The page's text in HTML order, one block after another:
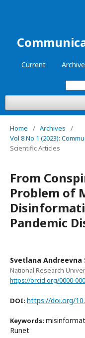
Current
Home / Archives
/
Vol 8 No 1 (2023):
Scientific Articles
From
Problem of
Pandemic
Svetlana Andreevna
National Research
https://orcid.org/0000-
DOI: https://doi.org/
Keywords:
Runet